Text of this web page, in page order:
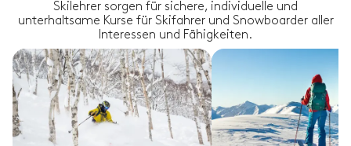
Skilehrer sorgen für sichere, individuelle und
unterhaltsame Kurse für Skifahrer und Snowboarder aller
Interessen und Fähigkeiten.